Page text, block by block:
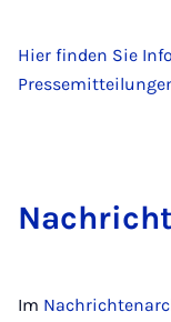
Hier finden Sie
Im